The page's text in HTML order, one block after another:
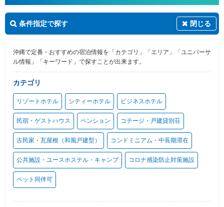
条件指定で探す 閉じる
沖縄で定番・おすすめの宿泊情報を「カテゴリ」「エリア」「ユニバーサ
ル情報」「キーワード」で探すことが出来ます。
カテゴリ
リゾートホテル シティーホテル ビジネスホテル
民宿・ゲストハウス ペンション コテージ・戸建貸別荘
古民家・瓦屋根（和風戸建型） コンドミニアム・中長期滞在
公共施設・ユースホステル・キャンプ コロナ感染防止対策施設
ペット同伴可